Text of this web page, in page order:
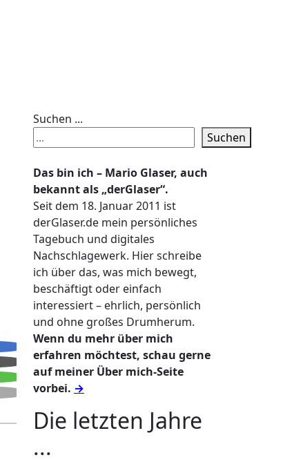
Suchen ...
Suchen
Das bin ich – Mario Glaser, auch
bekannt als „derGlaser“.
Seit dem 18. Januar 2011 ist
derGlaser.de mein persönliches
Tagebuch und digitales
Nachschlagewerk. Hier schreibe
ich über das, was mich bewegt,
beschäftigt oder einfach
interessiert – ehrlich, persönlich
und ohne großes Drumherum.
Wenn du mehr über mich
erfahren möchtest, schau gerne
auf meiner Über mich-Seite
vorbei. →
Die letzten Jahre
...